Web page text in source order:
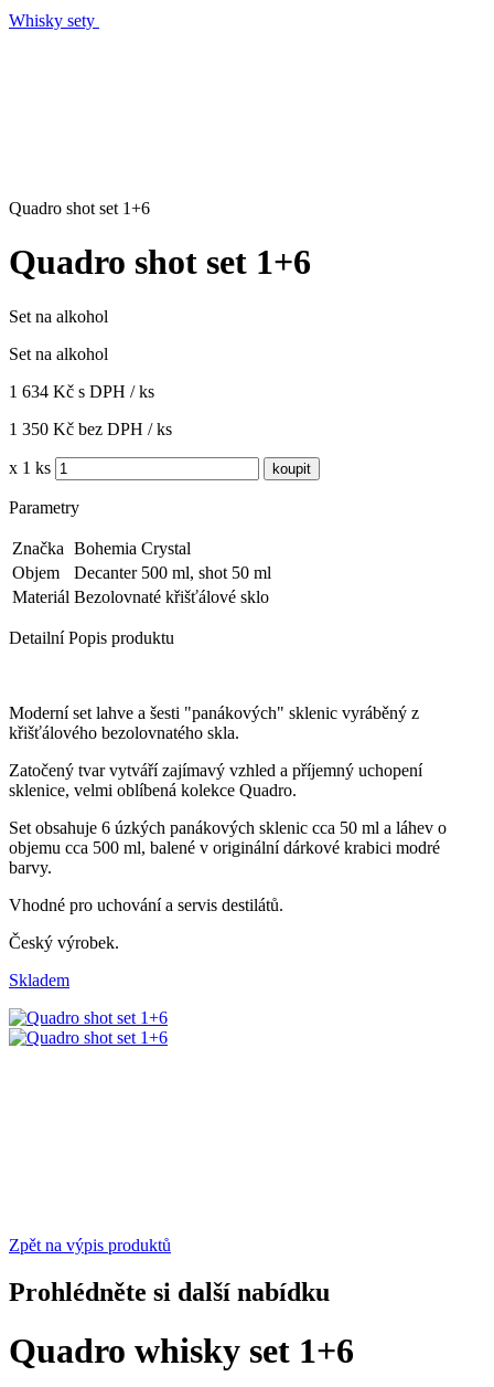
Whisky sety
Quadro shot set 1+6
Quadro shot set 1+6
Set na alkohol
Set na alkohol
1 634 Kč s DPH / ks
1 350 Kč bez DPH / ks
x 1 ks
Parametry
Značka Bohemia Crystal
Objem
Decanter 500 ml, shot 50 ml
Materiál Bezolovnaté křišťálové sklo
Detailní Popis produktu
Moderní set lahve a šesti "panákových" sklenic vyráběný z
křišťálového bezolovnatého skla.
Zatočený tvar vytváří zajímavý vzhled a příjemný uchopení
sklenice, velmi oblíbená kolekce Quadro.
Set obsahuje 6 úzkých panákových sklenic cca 50 ml a láhev o
objemu cca 500 ml, balené v originální dárkové krabici modré
barvy.
Vhodné pro uchování a servis destilátů.
Český výrobek.
Skladem
Zpět na výpis produktů
Prohlédněte si další nabídku
Quadro whisky set 1+6